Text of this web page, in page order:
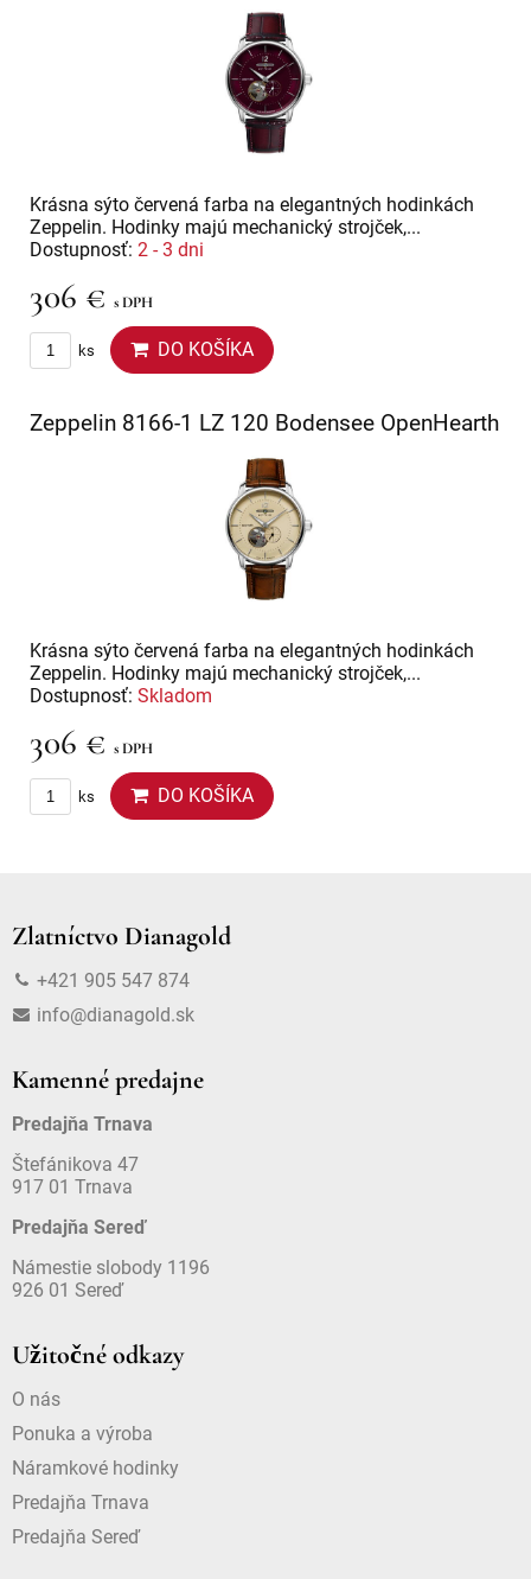
Krásna sýto červená farba na elegantných hodinkách
Zeppelin. Hodinky majú mechanický strojček,...
Dostupnosť: 2 - 3 dni
306 € s DPH
ks DO KOŠÍKA
Zeppelin 8166-1 LZ 120 Bodensee OpenHearth
Krásna sýto červená farba na elegantných hodinkách
Zeppelin. Hodinky majú mechanický strojček,...
Dostupnosť: Skladom
306 € s DPH
ks DO KOŠÍKA
Zlatníctvo Dianagold
+421 905 547 874
info@dianagold.sk
Kamenné predajne
Predajňa Trnava
Štefánikova 47
917 01 Trnava
Predajňa Sereď
Námestie slobody 1196
926 01 Sereď
Užitočné odkazy
O nás
Ponuka a výroba
Náramkové hodinky
Predajňa Trnava
Predajňa Sereď